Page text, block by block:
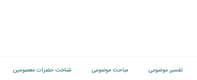
تفسیر موضوعی مباحث موضوعی شناخت حضرات معصومین